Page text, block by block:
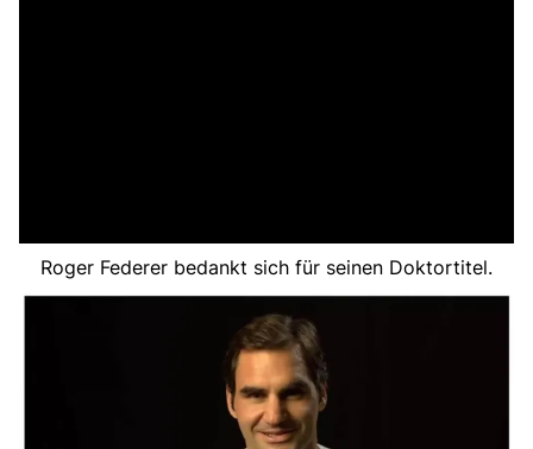
Roger Federer bedankt sich für seinen Doktortitel.